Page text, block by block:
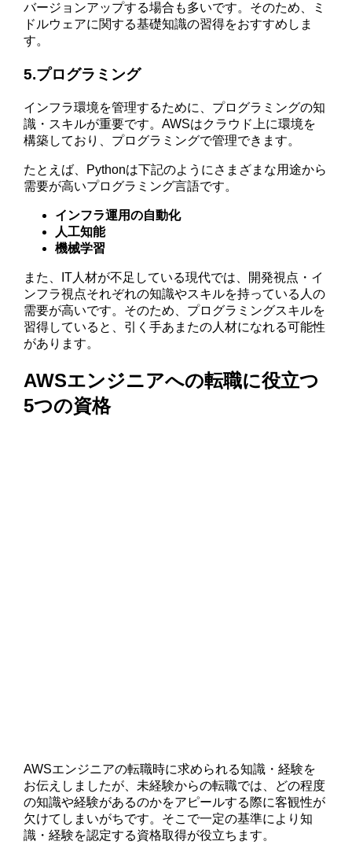
バージョンアップする場合も多いです。そのため、ミ
ドルウェアに関する基礎知識の習得をおすすめしま
す。
5.プログラミング
インフラ環境を管理するために、プログラミングの知
識・スキルが重要です。AWSはクラウド上に環境を
構築しており、プログラミングで管理できます。
たとえば、Pythonは下記のようにさまざまな用途から
需要が高いプログラミング言語です。
インフラ運用の自動化
人工知能
機械学習
また、IT人材が不足している現代では、開発視点・イ
ンフラ視点それぞれの知識やスキルを持っている人の
需要が高いです。そのため、プログラミングスキルを
習得していると、引く手あまたの人材になれる可能性
があります。
AWSエンジニアへの転職に役立つ
5つの資格
AWSエンジニアの転職時に求められる知識・経験を
お伝えしましたが、未経験からの転職では、どの程度
の知識や経験があるのかをアピールする際に客観性が
欠けてしまいがちです。そこで一定の基準により知
識・経験を認定する資格取得が役立ちます。